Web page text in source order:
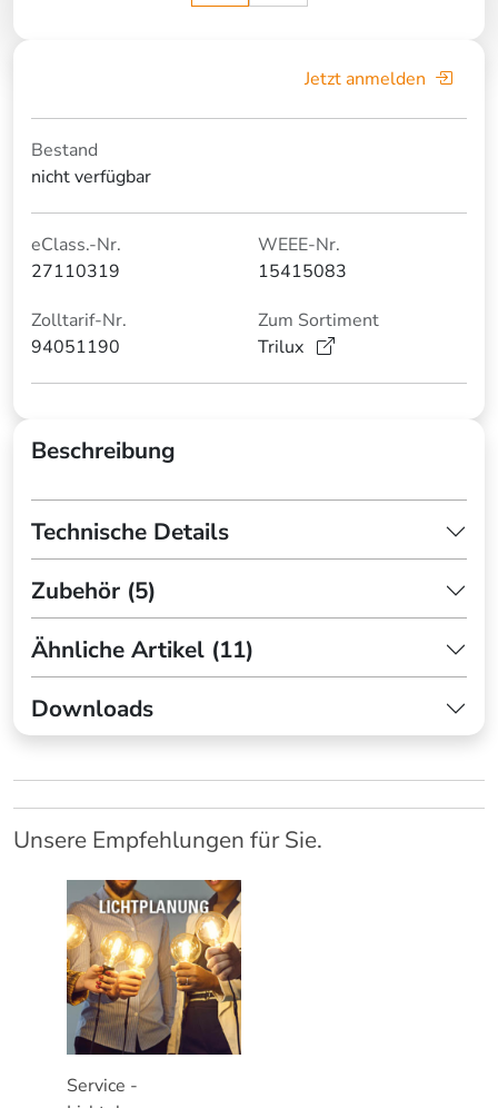
Jetzt anmelden
Bestand
nicht verfügbar
eClass.-Nr.
27110319
WEEE-Nr.
15415083
Zolltarif-Nr.
94051190
Zum Sortiment
Trilux
Beschreibung
Technische Details
Zubehör (5)
Ähnliche Artikel (11)
Downloads
Unsere Empfehlungen für Sie.
Service -